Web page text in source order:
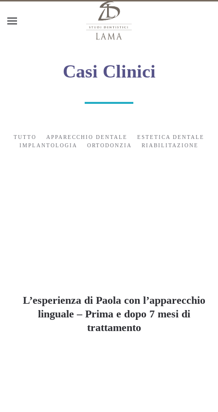
Casi Clinici
TUTTO APPARECCHIO DENTALE
ESTETICA DENTALE
IMPLANTOLOGIA
ORTODONZIA RIABILITAZIONE
L’esperienza di Paola con l’apparecchio
linguale – Prima e dopo 7 mesi di
trattamento